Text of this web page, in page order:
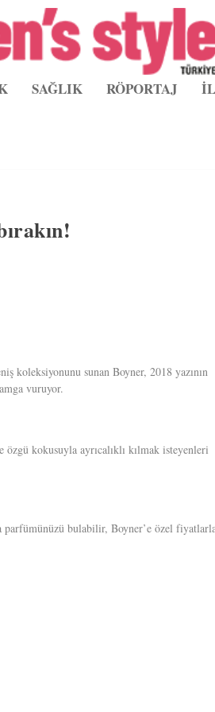
SAĞLIK RÖPORTAJ
koleksiyonunu sunan Boyner, 2018 yazının
vuruyor.
kokusuyla ayrıcalıklı kılmak isteyenleri
parfümünüzü bulabilir, Boyner’e özel